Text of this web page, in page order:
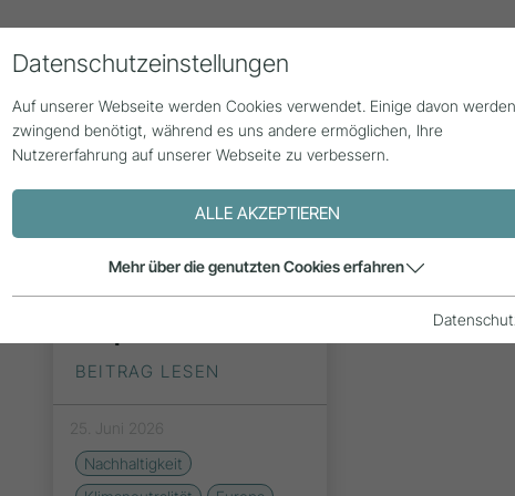
Alle Beiträge Statistik
INSPIRATION
BEITRAG LESEN
25. Juni 2026
Nachhaltigkeit
Datenschutzeinstellungen
Auf unserer Webseite werden Cookies verwendet. Einige davon werden
zwingend benötigt, während es uns andere ermöglichen, Ihre
Nutzererfahrung auf unserer Webseite zu verbessern.
ALLE AKZEPTIEREN
Mehr über die genutzten Cookies erfahren